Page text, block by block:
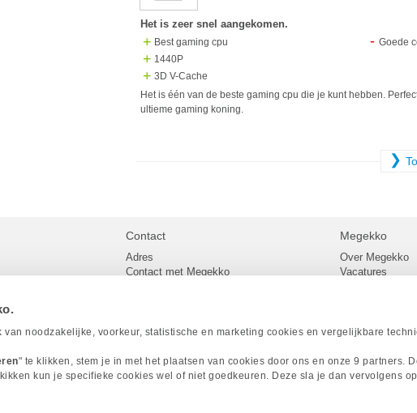
van noodzakelijke, voorkeur, statistische en marketing cookies en vergelijkbare
" te klikken, stem je in met het plaatsen van cookies door ons en onze 9 partners.
kun je specifieke cookies wel of niet goedkeuren. Deze sla je dan vervolgens
Het is zeer snel aangekomen.
Best gaming cpu
1440P
3D V-Cache
Goede
Het is één van de beste gaming cpu die je kunt hebben.
ultieme gaming koning.
❯
Contact
Adres
Contact met Megekko
Megekko
Over Megekko
Vacatures
Sitemap
Acties
Megekko